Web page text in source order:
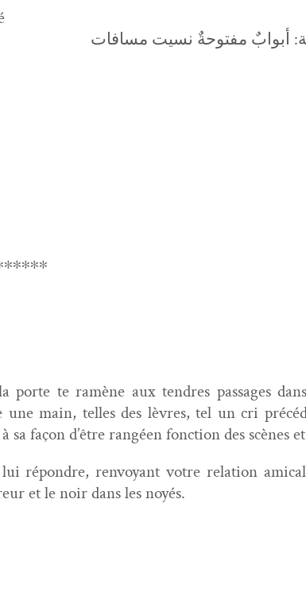
أبوابٌ مفتوحةٌ نسيت مسافات
porte te ramène aux ten­dres pas­sages
une main, telles des lèvres, tel un cri
sa façon d’être rangéen fonc­tion des scènes
répon­dre, ren­voy­ant votre rela­tion
et le noir dans les noyés.